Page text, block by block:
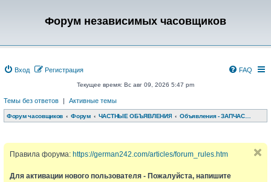
Форум независимых часовщиков
Вход Регистрация FAQ
Текущее время: Вс авг 09, 2026 5:47 pm
Темы без ответов | Активные темы
Форум часовщиков Форум ЧАСТНЫЕ ОБЪЯВЛЕНИЯ Объявления - ЗАПЧАСТИ, ДОНОРЫ, РЕМЕШКИ, КОРОБКИ и т.д.
Правила форума: https://german242.com/articles/forum_rules.htm
Для активации нового пользователя - Пожалуйста, напишите